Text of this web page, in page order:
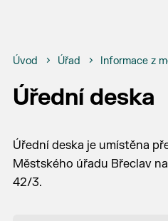
Úvod Úřad Informace z
Úřední deska
Úřední deska je umístěna
Městského úřadu Břeclav
42/3.